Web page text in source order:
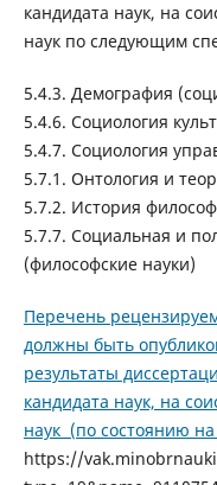
кандидата наук, на
наук по следующим
5.4.3. Демография
5.4.6. Социология
5.4.7. Социология
5.7.1. Онтология и
5.7.2. История
5.7.7. Социальная и
(философские науки)
Перечень
должны быть
результаты
кандидата наук, на
наук (по состоянию на
https://